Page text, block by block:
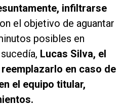
infiltrarse
el objetivo de aguantar
posibles en
Lucas Silva, el
en caso de
el equipo titular,